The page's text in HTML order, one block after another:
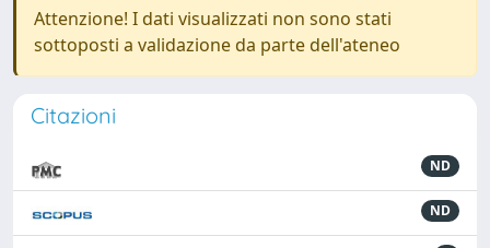
Attenzione! I dati visualizzati non sono stati
sottoposti a validazione da parte dell'ateneo
Citazioni
ND
ND